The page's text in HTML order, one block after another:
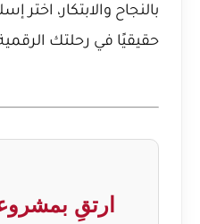
بالنجاح والابتكار، اختر
حقيقيًا في رحلتك
ارتقِ